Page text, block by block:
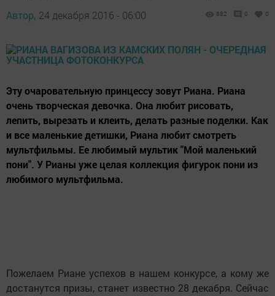
Автор, 24 декабря 2016 - 06:00 882 0 0
Эту очаровательную принцессу зовут Риана. Риана
очень творческая девочка. Она любит рисовать,
лепить, вырезать и клеить, делать разные поделки. Как
и все маленькие детишки, Риана любит смотреть
мультфильмы. Ее любимый мультик "Мой маленький
пони". У Рианы уже целая коллекция фигурок пони из
любимого мультфильма.
Пожелаем Риане успехов в нашем конкурсе, а кому же
достанутся призы, станет известно 28 декабря. Сейчас